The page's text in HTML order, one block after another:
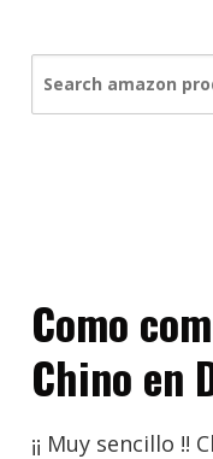
Search amazon
Como
Chino en
¡¡ Muy sencillo !!